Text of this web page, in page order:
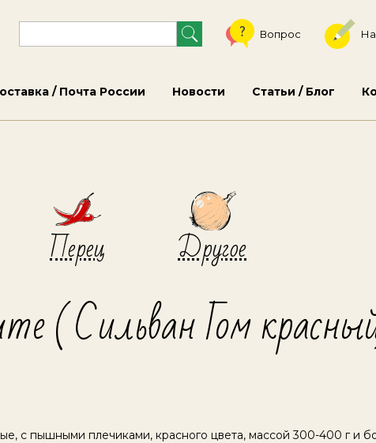
Вопрос
/ Почта России Новости Статьи / Блог
Перец Другое
( Сильван Гом
с пышными плечиками, красного цвета, массой 300-400 г и